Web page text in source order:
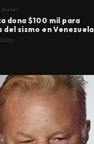
dona $100 mil para
del sismo en Venezuela